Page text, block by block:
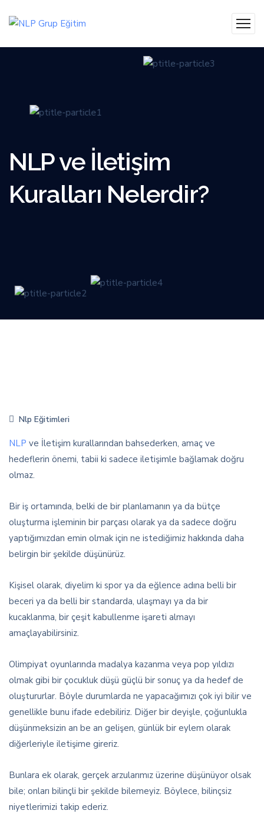
NLP ve İletişim
Kuralları Nelerdir?
Nlp Eğitimleri
NLP ve İletişim kurallarından bahsederken, amaç ve
hedeflerin önemi, tabii ki sadece iletişimle bağlamak doğru
olmaz.
Bir iş ortamında, belki de bir planlamanın ya da bütçe
oluşturma işleminin bir parçası olarak ya da sadece doğru
yaptığımızdan emin olmak için ne istediğimiz hakkında daha
belirgin bir şekilde düşünürüz.
Kişisel olarak, diyelim ki spor ya da eğlence adına belli bir
beceri ya da belli bir standarda, ulaşmayı ya da bir
kucaklanma, bir çeşit kabullenme işareti almayı
amaçlayabilirsiniz.
Olimpiyat oyunlarında madalya kazanma veya pop yıldızı
olmak gibi bir çocukluk düşü güçlü bir sonuç ya da hedef de
oluştururlar. Böyle durumlarda ne yapacağımızı çok iyi bilir ve
genellikle bunu ifade edebiliriz. Diğer bir deyişle, çoğunlukla
düşünmeksizin an be an gelişen, günlük bir eylem olarak
diğerleriyle iletişime gireriz.
Bunlara ek olarak, gerçek arzularımız üzerine düşünüyor olsak
bile; onları bilinçli bir şekilde bilemeyiz. Böylece, bilinçsiz
niyetlerimizi takip ederiz.